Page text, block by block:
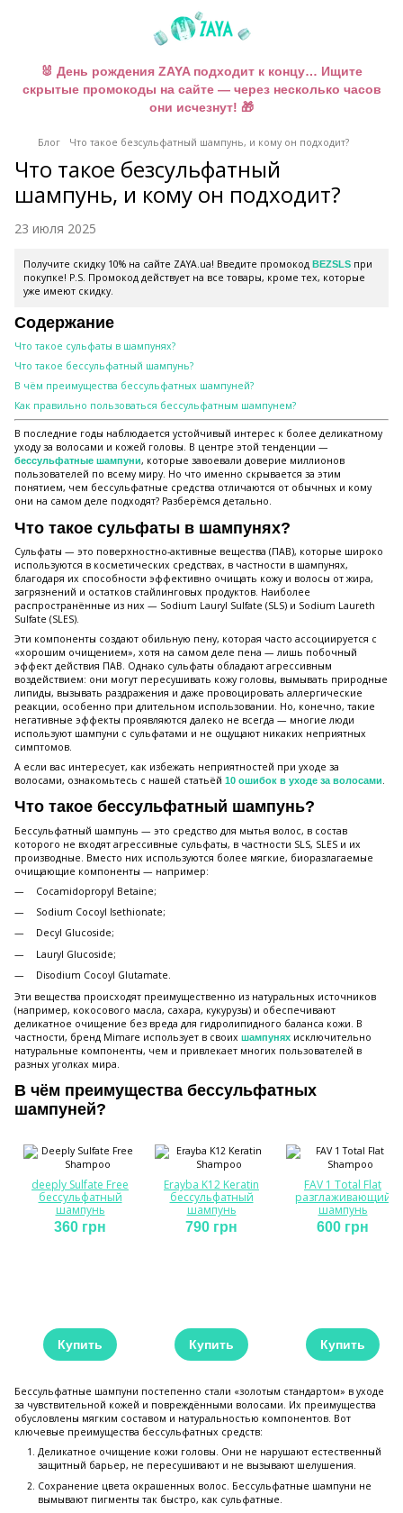
🐰 День рождения ZAYA подходит к концу… Ищите
скрытые промокоды на сайте — через несколько часов
они исчезнут! 🎁
Блог Что такое безсульфатный шампунь, и кому он подходит?
Что такое безсульфатный
шампунь, и кому он подходит?
23 июля 2025
Получите скидку 10% на сайте ZAYA.ua! Введите промокод BEZSLS при
покупке! P.S. Промокод действует на все товары, кроме тех, которые
уже имеют скидку.
Содержание
Что такое сульфаты в шампунях?
Что такое бессульфатный шампунь?
В чём преимущества бессульфатных шампуней?
Как правильно пользоваться бессульфатным шампунем?
В последние годы наблюдается устойчивый интерес к более деликатному
уходу за волосами и кожей головы. В центре этой тенденции —
бессульфатные шампуни, которые завоевали доверие миллионов
пользователей по всему миру. Но что именно скрывается за этим
понятием, чем бессульфатные средства отличаются от обычных и кому
они на самом деле подходят? Разберёмся детально.
Что такое сульфаты в шампунях?
Сульфаты — это поверхностно-активные вещества (ПАВ), которые широко
используются в косметических средствах, в частности в шампунях,
благодаря их способности эффективно очищать кожу и волосы от жира,
загрязнений и остатков стайлинговых продуктов. Наиболее
распространённые из них — Sodium Lauryl Sulfate (SLS) и Sodium Laureth
Sulfate (SLES).
Эти компоненты создают обильную пену, которая часто ассоциируется с
«хорошим очищением», хотя на самом деле пена — лишь побочный
эффект действия ПАВ. Однако сульфаты обладают агрессивным
воздействием: они могут пересушивать кожу головы, вымывать природные
липиды, вызывать раздражения и даже провоцировать аллергические
реакции, особенно при длительном использовании. Но, конечно, такие
негативные эффекты проявляются далеко не всегда — многие люди
используют шампуни с сульфатами и не ощущают никаких неприятных
симптомов.
А если вас интересует, как избежать неприятностей при уходе за
волосами, ознакомьтесь с нашей статьёй 10 ошибок в уходе за волосами.
Что такое бессульфатный шампунь?
Бессульфатный шампунь — это средство для мытья волос, в состав
которого не входят агрессивные сульфаты, в частности SLS, SLES и их
производные. Вместо них используются более мягкие, биоразлагаемые
очищающие компоненты — например:
Cocamidopropyl Betaine;
Sodium Cocoyl Isethionate;
Decyl Glucoside;
Lauryl Glucoside;
Disodium Cocoyl Glutamate.
Эти вещества происходят преимущественно из натуральных источников
(например, кокосового масла, сахара, кукурузы) и обеспечивают
деликатное очищение без вреда для гидролипидного баланса кожи. В
частности, бренд Mimare использует в своих шампунях исключительно
натуральные компоненты, чем и привлекает многих пользователей в
разных уголках мира.
В чём преимущества бессульфатных
шампуней?
deeply Sulfate Free
бессульфатный
шампунь
360 грн
Купить
Erayba K12 Keratin
бессульфатный
шампунь
790 грн
Купить
FAV 1 Total Flat
разглаживающий
шампунь
600 грн
Купить
Бессульфатные шампуни постепенно стали «золотым стандартом» в уходе
за чувствительной кожей и повреждёнными волосами. Их преимущества
обусловлены мягким составом и натуральностью компонентов. Вот
ключевые преимущества бессульфатных средств:
Деликатное очищение кожи головы. Они не нарушают естественный
защитный барьер, не пересушивают и не вызывают шелушения.
Сохранение цвета окрашенных волос. Бессульфатные шампуни не
вымывают пигменты так быстро, как сульфатные.